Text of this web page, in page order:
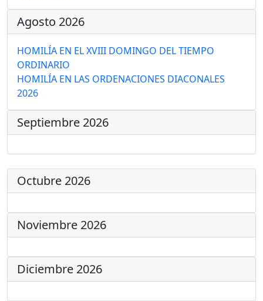
Agosto 2026
HOMILÍA EN EL XVIII DOMINGO DEL TIEMPO
ORDINARIO
HOMILÍA EN LAS ORDENACIONES DIACONALES
2026
Septiembre 2026
Octubre 2026
Noviembre 2026
Diciembre 2026